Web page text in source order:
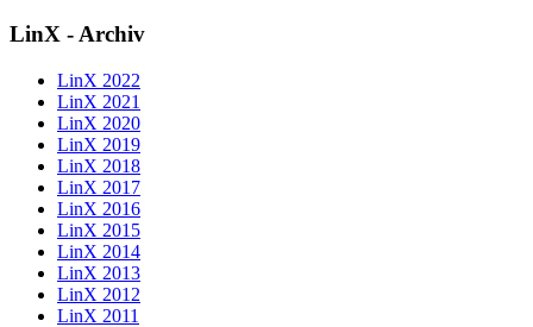
LinX - Archiv
LinX 2022
LinX 2021
LinX 2020
LinX 2019
LinX 2018
LinX 2017
LinX 2016
LinX 2015
LinX 2014
LinX 2013
LinX 2012
LinX 2011